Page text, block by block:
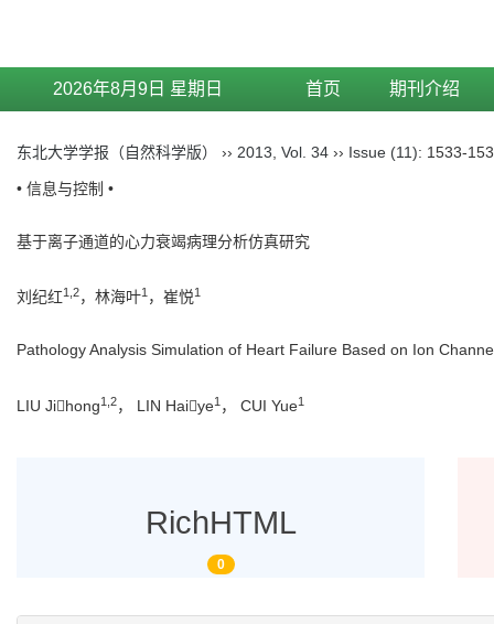
2026年8月9日 星期日 首页 期刊介绍
东北大学学报（自然科学版） ›› 2013 Vol. 34 ›› Issue (11): 1533-
• 信息与控制 •
基于离子通道的心力衰竭病理分析仿真研究
刘纪红1,2，林海叶1 ，崔悦1
Pathology Analysis Simulation of Heart Failure Based on Ion
LIU Jihong1,2， LIN Haiye1 ， CUI Yue1
RichHTML
0